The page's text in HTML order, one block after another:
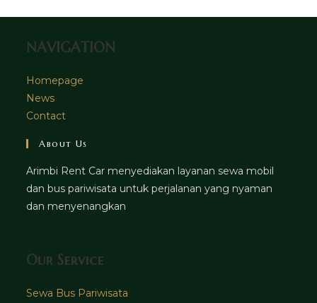
tab
NAVIGATION
Homepage
News
Contact
About Us
Arimbi Rent Car menyediakan layanan sewa mobil
dan bus pariwisata untuk perjalanan yang nyaman
dan menyenangkan
Our Service
Sewa Bus Pariwisata